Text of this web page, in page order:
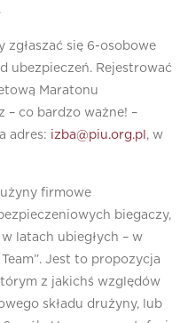
zgłaszać się 6-osobowe
ubezpieczeń. Rejestrować
Maratonu
– co bardzo ważne! –
adres: izba@piu.org.pl , w
firmowe
biegaczy,
latach ubiegłych – w
Jest to propozycja
z jakichś względów
składu drużyny, lub